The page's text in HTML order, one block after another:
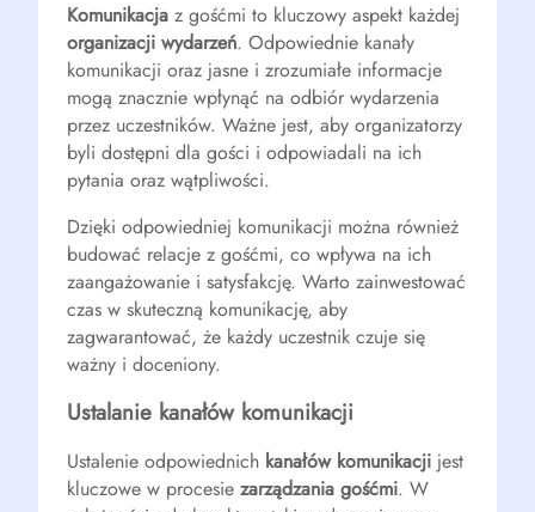
Komunikacja z gośćmi to kluczowy aspekt każdej
organizacji wydarzeń. Odpowiednie kanały
komunikacji oraz jasne i zrozumiałe informacje
mogą znacznie wpłynąć na odbiór wydarzenia
przez uczestników. Ważne jest, aby organizatorzy
byli dostępni dla gości i odpowiadali na ich
pytania oraz wątpliwości.
Dzięki odpowiedniej komunikacji można również
budować relacje z gośćmi, co wpływa na ich
zaangażowanie i satysfakcję. Warto zainwestować
czas w skuteczną komunikację, aby
zagwarantować, że każdy uczestnik czuje się
ważny i doceniony.
Ustalanie kanałów komunikacji
Ustalenie odpowiednich kanałów komunikacji jest
kluczowe w procesie zarządzania gośćmi. W